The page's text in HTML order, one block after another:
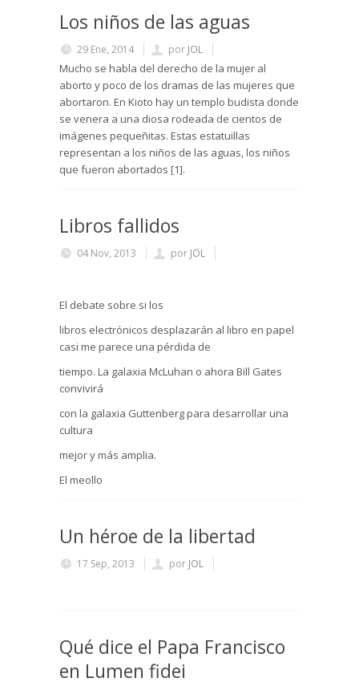
Los niños de las aguas
29 Ene, 2014 por JOL
Mucho se habla del derecho de la mujer al
aborto y poco de los dramas de las mujeres que
abortaron. En Kioto hay un templo budista donde
se venera a una diosa rodeada de cientos de
imágenes pequeñitas. Estas estatuillas
representan a los niños de las aguas, los niños
que fueron abortados [1].
Libros fallidos
04 Nov, 2013 por JOL
El debate sobre si los
libros electrónicos desplazarán al libro en papel
casi me parece una pérdida de
tiempo. La galaxia McLuhan o ahora Bill Gates
convivirá
con la galaxia Guttenbergpara desarrollar una
cultura
mejor y más amplia.
El meollo
Un héroe de la libertad
17 Sep, 2013 por JOL
Qué dice el Papa Francisco
en Lumen fidei